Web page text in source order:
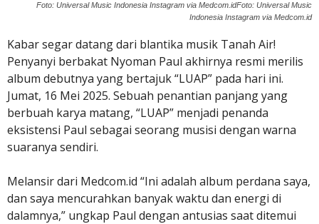
Foto: Universal Music Indonesia Instagram via Medcom.idFoto: Universal Music
Indonesia Instagram via Medcom.id
Kabar segar datang dari blantika musik Tanah Air!
Penyanyi berbakat Nyoman Paul akhirnya resmi merilis
album debutnya yang bertajuk “LUAP” pada hari ini.
Jumat, 16 Mei 2025. Sebuah penantian panjang yang
berbuah karya matang, “LUAP” menjadi penanda
eksistensi Paul sebagai seorang musisi dengan warna
suaranya sendiri.
Melansir dari Medcom.id “Ini adalah album perdana saya,
dan saya mencurahkan banyak waktu dan energi di
dalamnya,” ungkap Paul dengan antusias saat ditemui